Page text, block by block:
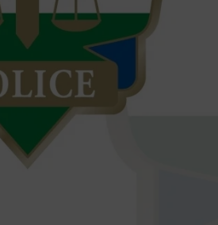
lapostetők: a bevált technológia akkor